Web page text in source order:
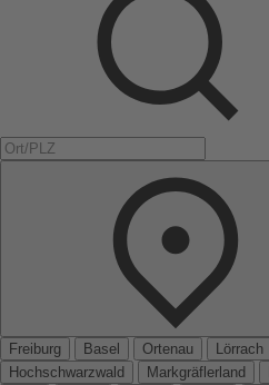
Freiburg
Basel Ortenau Lörrach
Hochschwarzwald
Markgräflerland